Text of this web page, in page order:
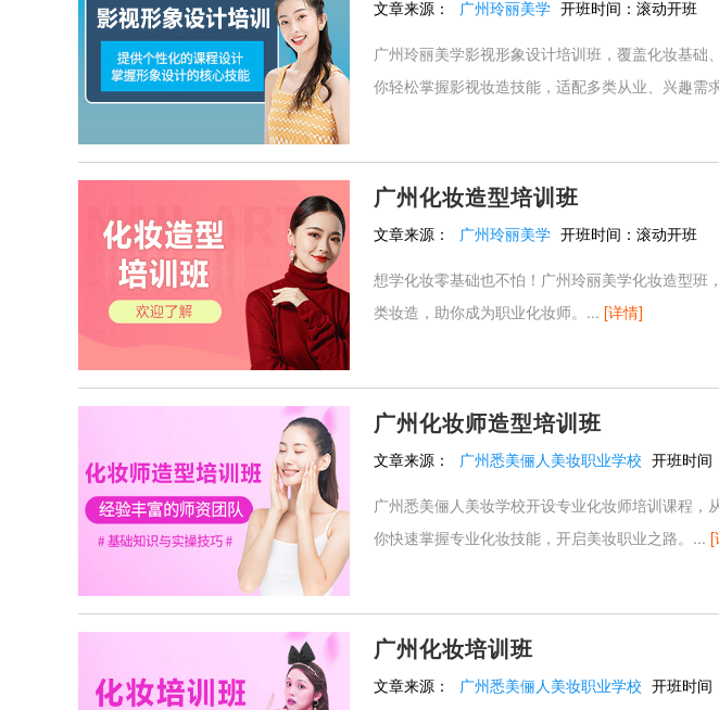
文章来源： 广州玲丽美学 开班时间： 滚动开班
广州玲丽美学影视形象设计培训班，覆盖化妆基
你轻松掌握影视妆造技能，适配多类从业、兴趣需
广州化妆造型培训班
文章来源： 广州玲丽美学 开班时间： 滚动开班
想学化妆零基础也不怕！广州玲丽美学化妆造型
类妆造，助你成为职业化妆师。... [详情]
广州化妆师造型培训班
文章来源： 广州悉美俪人美妆职业学校 开班时间
广州悉美俪人美妆学校开设专业化妆师培训课程
你快速掌握专业化妆技能，开启美妆职业之路。... [
广州化妆培训班
文章来源： 广州悉美俪人美妆职业学校 开班时间